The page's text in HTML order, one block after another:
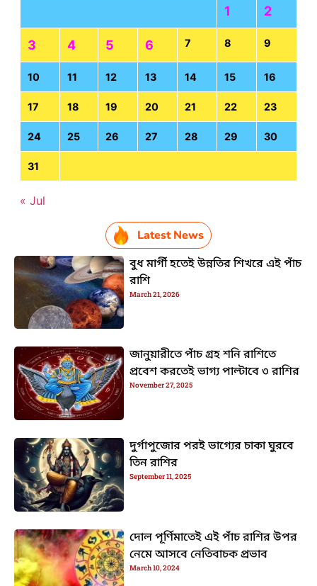
1 2
3 4 5 6 7 8 9
10 11 12 13 14 15 16
17 18 19 20 21 22 23
24 25 26 27 28 29 30
31
« Jul
Latest News
বুধ মার্গী হতেই উন্নতির শিখরে এই পাঁচ
রাশি
March 21, 2026
জানুয়ারীতে পাঁচ গ্রহ শনি রাশিতে
প্রবেশ করতেই ভাগ্য পাল্টাবে ৩ রাশির
November 27, 2025
দুর্গাপুজোর পরই ভাগ্যের চাকা ঘুরবে
তিন রাশির
September 11, 2025
দোল পূর্ণিমাতেই এই পাঁচ রাশির উপর
নেমে আসবে নেতিবাচক প্রভাব
March 10, 2024